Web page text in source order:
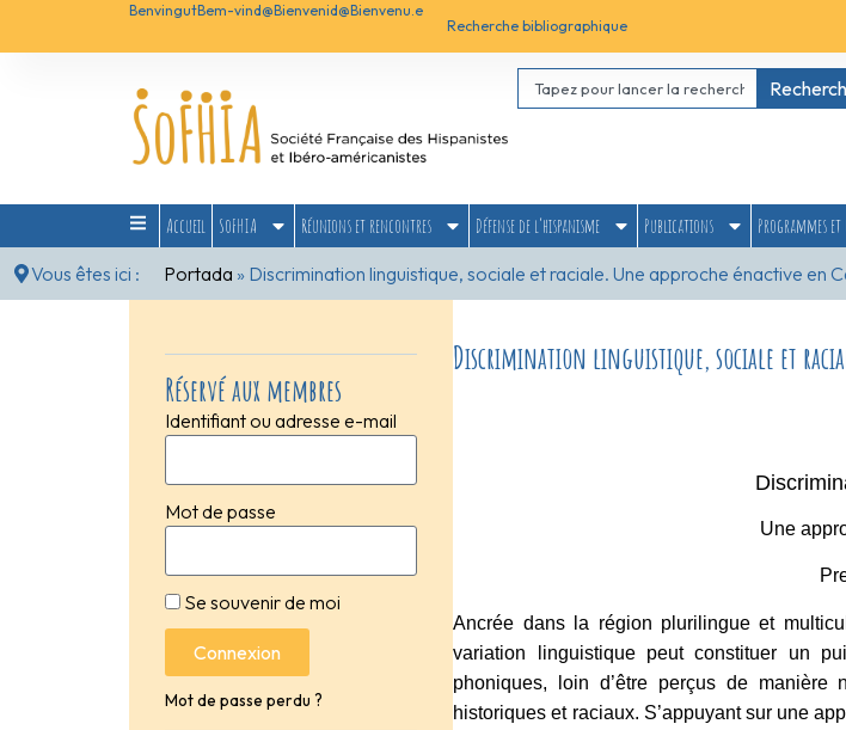
BenvingutBem-vind@Bienvenid@Bienvenu.e
Recherche bibliographique
Accueil SoFHIA Réunions et rencontres Défense de l’hispanisme Publications Programmes
Vous êtes ici :
Portada » Discrimination linguistique, sociale et raciale. Une approche énactive en
Réservé aux membres
Identifiant ou adresse e-mail
Mot de passe
Se souvenir de moi
Connexion
Mot de passe perdu ?
Discrimination linguistique, sociale et
Une
Ancrée dans la région plurilingue et
variation linguistique peut constituer un
phoniques, loin d’être perçus de manière
historiques et raciaux. S’appuyant sur une